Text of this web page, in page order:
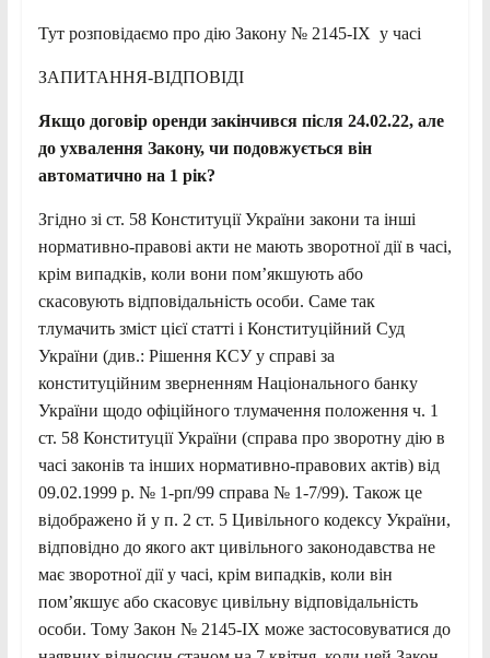
Тут розповідаємо про дію Закону № 2145-IX у часі
ЗАПИТАННЯ-ВІДПОВІДІ
Якщо договір оренди закінчився після 24.02.22, але
до ухвалення Закону, чи подовжується він
автоматично на 1 рік?
Згідно зі ст. 58 Конституції України закони та інші
нормативно-правові акти не мають зворотної дії в часі,
крім випадків, коли вони пом’якшують або
скасовують відповідальність особи. Саме так
тлумачить зміст цієї статті і Конституційний Суд
України (див.: Рішення КСУ у справі за
конституційним зверненням Національного банку
України щодо офіційного тлумачення положення ч. 1
ст. 58 Конституції України (справа про зворотну дію в
часі законів та інших нормативно-правових актів) від
09.02.1999 р. № 1-рп/99 справа № 1-7/99). Також це
відображено й у п. 2 ст. 5 Цивільного кодексу України,
відповідно до якого акт цивільного законодавства не
має зворотної дії у часі, крім випадків, коли він
пом’якшує або скасовує цивільну відповідальність
особи. Тому Закон № 2145-IX може застосовуватися до